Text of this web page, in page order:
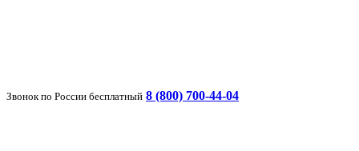
Звонок по России бесплатный 8 (800) 700-44-04